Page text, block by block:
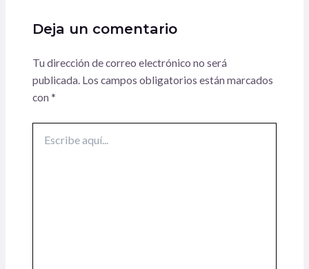
Deja un comentario
Tu dirección de correo electrónico no será
publicada. Los campos obligatorios están marcados
con *
aquí...